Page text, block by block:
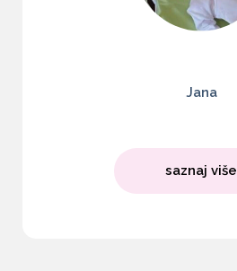
Jana
saznaj više